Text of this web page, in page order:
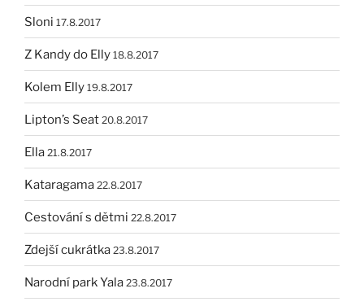
Sloni 17.8.2017
Z Kandy do Elly 18.8.2017
Kolem Elly 19.8.2017
Lipton’s Seat 20.8.2017
Ella 21.8.2017
Kataragama 22.8.2017
Cestování s dětmi 22.8.2017
Zdejší cukrátka 23.8.2017
Narodní park Yala 23.8.2017